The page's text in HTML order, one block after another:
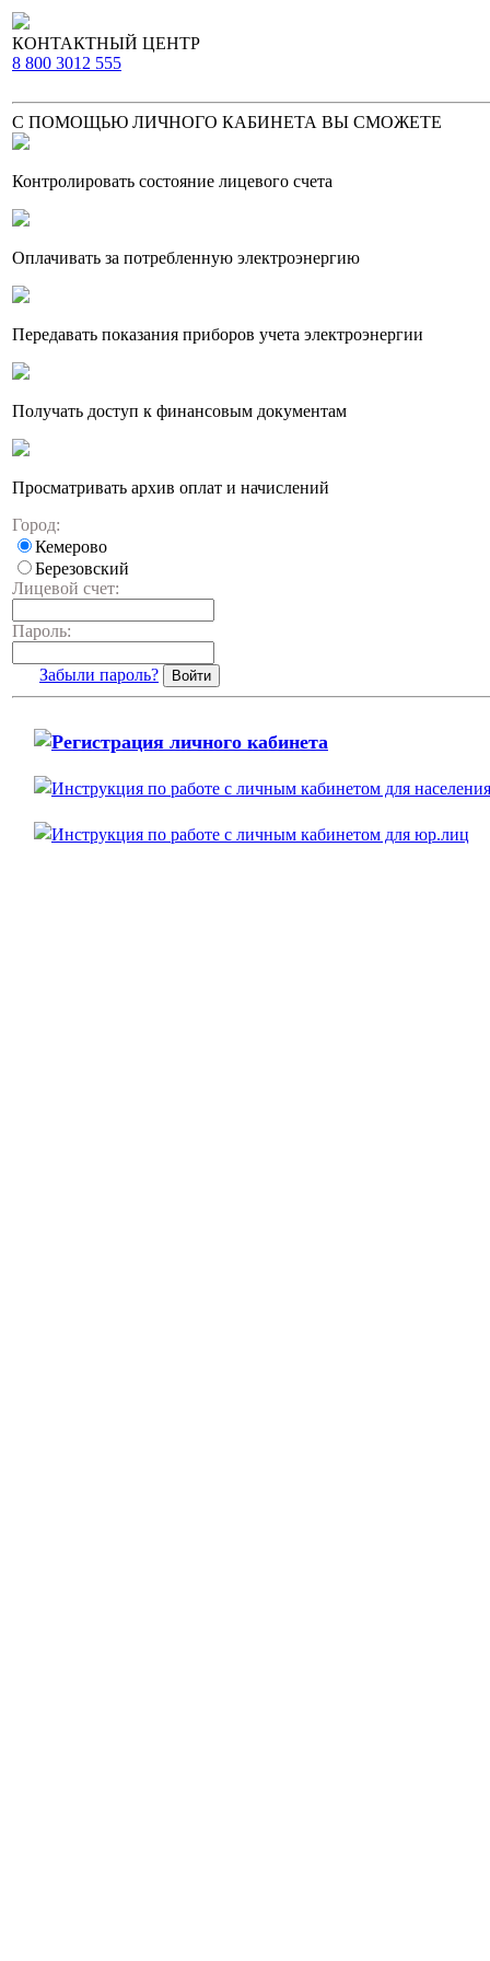
КОНТАКТНЫЙ ЦЕНТР
8 800 3012 555
С ПОМОЩЬЮ ЛИЧНОГО КАБИНЕТА ВЫ СМОЖЕТЕ
Контролировать состояние лицевого счета
Оплачивать за потребленную электроэнергию
Передавать показания приборов учета электроэнергии
Получать доступ к финансовым документам
Просматривать архив оплат и начислений
Город:
Кемерово
Березовский
Лицевой счет:
Пароль:
Забыли пароль? Войти
Регистрация личного кабинета
Инструкция по работе с личным кабинетом для населения
Инструкция по работе с личным кабинетом для юр.лиц